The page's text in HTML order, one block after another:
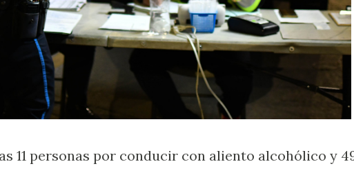
11 personas por conducir con aliento alcohólico y